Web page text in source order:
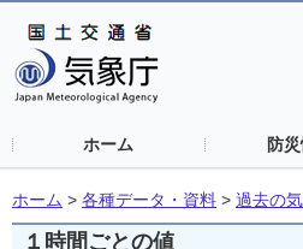
ホーム 防
ホーム > 各種データ・資料 > 過去の
１時間ごとの値